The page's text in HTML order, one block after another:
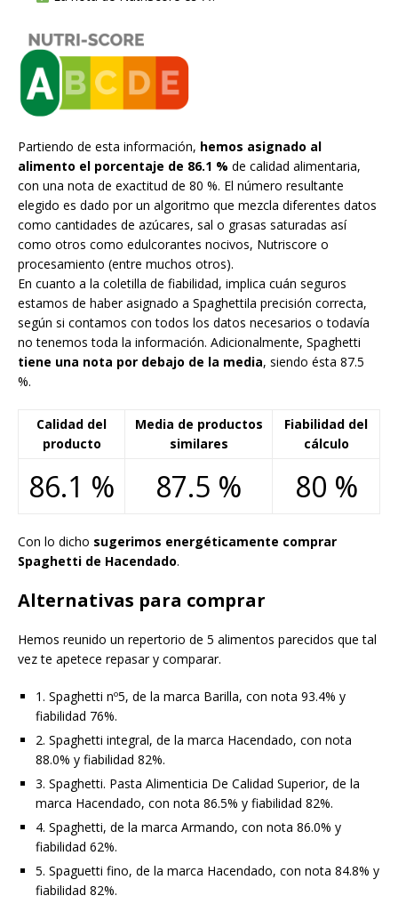
Partiendo de esta información, hemos asignado al
alimento el porcentaje de 86.1 % de calidad alimentaria,
con una nota de exactitud de 80 %. El número resultante
elegido es dado por un algoritmo que mezcla diferentes datos
como cantidades de azúcares, sal o grasas saturadas así
como otros como edulcorantes nocivos, Nutriscore o
procesamiento (entre muchos otros).
En cuanto a la coletilla de fiabilidad, implica cuán seguros
estamos de haber asignado a Spaghettila precisión correcta,
según si contamos con todos los datos necesarios o todavía
no tenemos toda la información. Adicionalmente, Spaghetti
tiene una nota por debajo de la media, siendo ésta 87.5
%.
Calidad del
producto
Media de productos
similares
Fiabilidad del
cálculo
86.1 % 87.5 % 80 %
Con lo dicho sugerimos energéticamente comprar
Spaghetti de Hacendado.
Alternativas para comprar
Hemos reunido un repertorio de 5 alimentos parecidos que tal
vez te apetece repasar y comparar.
1. Spaghetti nº5, de la marca Barilla, con nota 93.4% y
fiabilidad 76%.
2. Spaghetti integral, de la marca Hacendado, con nota
88.0% y fiabilidad 82%.
3. Spaghetti. Pasta Alimenticia De Calidad Superior, de la
marca Hacendado, con nota 86.5% y fiabilidad 82%.
4. Spaghetti, de la marca Armando, con nota 86.0% y
fiabilidad 62%.
5. Spaguetti fino, de la marca Hacendado, con nota 84.8% y
fiabilidad 82%.